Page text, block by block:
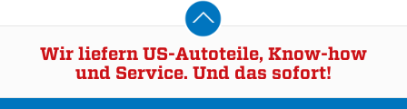
Wir liefern US-Autoteile, Know-how
und Service. Und das sofort!